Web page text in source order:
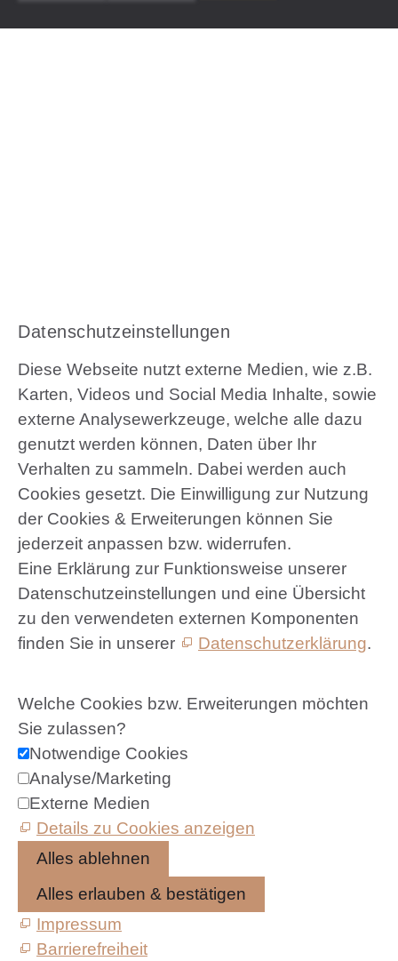
Daten­schutz­ein­stellungen
Diese Webseite nutzt externe Medien, wie z.B.
Karten, Videos und Social Media Inhalte, sowie
externe Analysewerkzeuge, welche alle dazu
genutzt werden können, Daten über Ihr
Verhalten zu sammeln. Dabei werden auch
Cookies gesetzt. Die Einwilligung zur Nutzung
der Cookies & Erweiterungen können Sie
jederzeit anpassen bzw. widerrufen.
Eine Erklärung zur Funktionsweise unserer
Datenschutzeinstellungen und eine Übersicht
zu den verwendeten externen Komponenten
finden Sie in unserer
Datenschutzerklärung.
Welche Cookies bzw. Erweiterungen möchten
Sie zulassen?
Notwendige Cookies
Analyse/Marketing
Externe Medien
Details zu Cookies anzeigen
Alles ablehnen
Alles erlauben & bestätigen
Impressum
Barrierefreiheit